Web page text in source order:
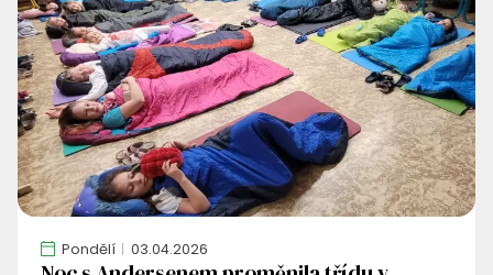
Pondělí 03.04.2026